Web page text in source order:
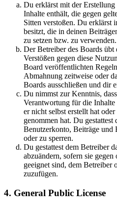
Du erklärst mit der Erstellung
Inhalte enthält, die gegen
Sitten verstoßen. Du erklärst
besitzt, die in deinen
zu setzen bzw. zu verwenden.
Der Betreiber des Boards übt
Verstößen gegen diese
Board veröffentlichten
Abmahnung zeitweise oder
Boards ausschließen und dir
Du nimmst zur Kenntnis,
Verantwortung für die
er nicht selbst erstellt hat
genommen hat. Du gestattest
Benutzerkonto, Beiträge und
oder zu sperren.
Du gestattest dem Betreiber
abzuändern, sofern sie
geeignet sind, dem Betreiber
zuzufügen.
4. General Public License